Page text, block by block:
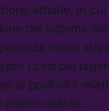
attuale, in
del sistema
meno
i casi più
di positività
preoccupante.